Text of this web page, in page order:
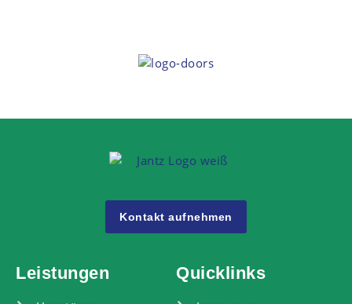
Kontakt aufnehmen
Leistungen Quicklinks